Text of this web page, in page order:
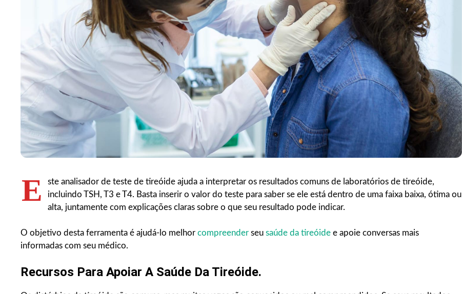
E
ste analisador de teste de tireóide ajuda a interpretar os resultados comuns de laboratórios de tireóide,
incluindo TSH, T3 e T4. Basta inserir o valor do teste para saber se ele está dentro de uma faixa baixa, ótima ou
alta, juntamente com explicações claras sobre o que seu resultado pode indicar.
O objetivo desta ferramenta é ajudá-lo melhor compreender seu saúde da tireóide e apoie conversas mais
informadas com seu médico.
Recursos Para Apoiar A Saúde Da Tireóide.